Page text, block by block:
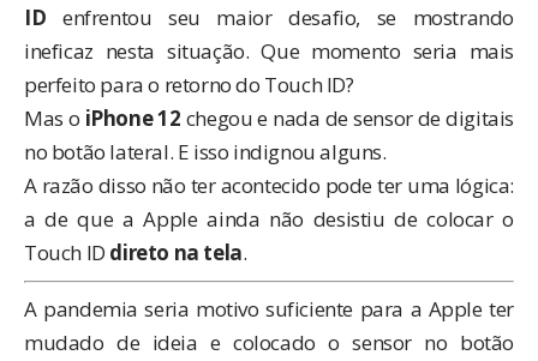
ID enfrentou seu maior desafio, se mostrando
ineficaz nesta situação. Que momento seria mais
perfeito para o retorno do Touch ID?
Mas o iPhone 12 chegou e nada de sensor de digitais
no botão lateral. E isso indignou alguns.
A razão disso não ter acontecido pode ter uma lógica:
a de que aApple ainda não desistiu de colocar o
Touch ID direto na tela.
A pandemia seria motivo suficiente para a Apple ter
mudado de ideia e colocado o sensor no botão